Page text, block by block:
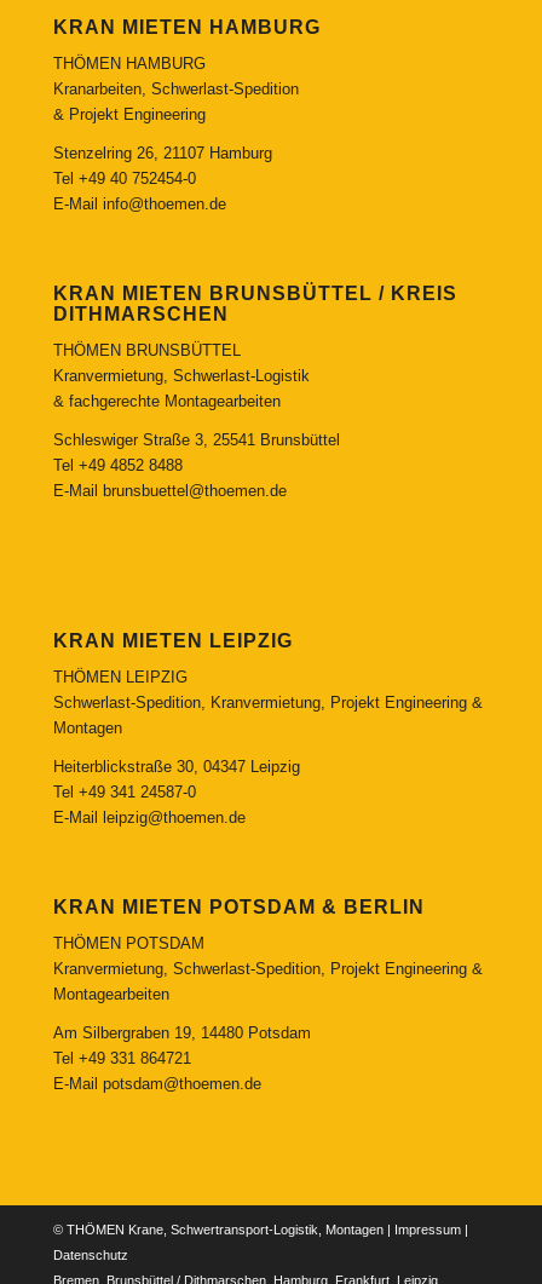
KRAN MIETEN HAMBURG
THÖMEN HAMBURG
Kranarbeiten, Schwerlast-Spedition
& Projekt Engineering
Stenzelring 26, 21107 Hamburg
Tel +49 40 752454-0
E-Mail info@thoemen.de
KRAN MIETEN BRUNSBÜTTEL / KREIS
DITHMARSCHEN
THÖMEN BRUNSBÜTTEL
Kranvermietung, Schwerlast-Logistik
& fachgerechte Montagearbeiten
Schleswiger Straße 3, 25541 Brunsbüttel
Tel +49 4852 8488
E-Mail
brunsbuettel@thoemen.de
KRAN MIETEN LEIPZIG
THÖMEN LEIPZIG
Schwerlast-Spedition, Kranvermietung, Projekt Engineering &
Montagen
Heiterblickstraße 30, 04347 Leipzig
Tel +49 341 24587-0
E-Mail
leipzig@thoemen.de
KRAN MIETEN POTSDAM & BERLIN
THÖMEN POTSDAM
Kranvermietung, Schwerlast-Spedition, Projekt Engineering &
Montagearbeiten
Am Silbergraben 19, 14480 Potsdam
Tel +49 331 864721
E-Mail potsdam@thoemen.de
© THÖMEN Krane, Schwertransport-Logistik, Montagen | Impressum|
Datenschutz
Bremen, Brunsbüttel / Dithmarschen, Hamburg, Frankfurt, Leipzig,